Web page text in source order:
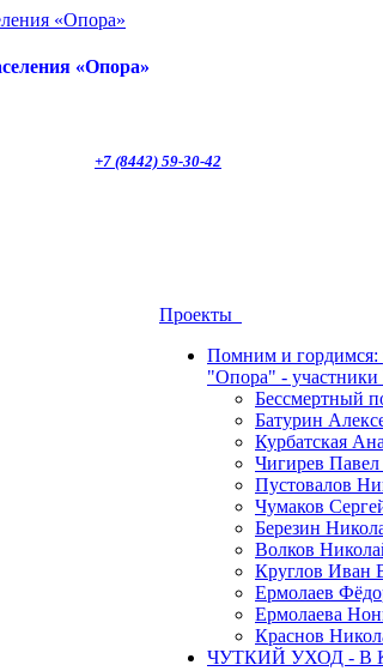
«Опора»
+7 (8442) 59-30-42
Проекты
Помним и
"Опора" -
Бессмертный
Батурин
Курбатская
Чигирев Павел
Пустовалов
Чумаков
Березин
Волков
Круглов Иван
Ермолаев
Ермолаева
Краснов
ЧУТКИЙ УХОД -